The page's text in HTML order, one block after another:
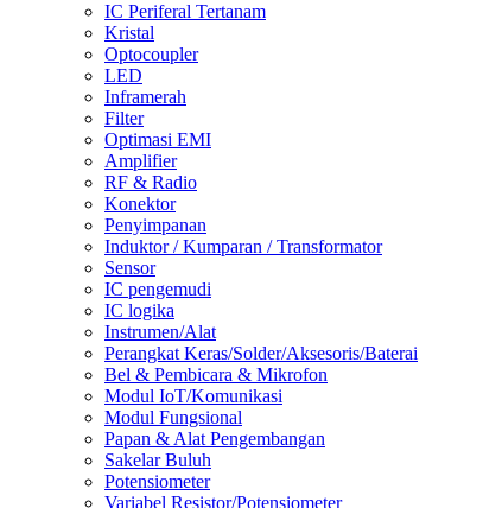
IC Periferal Tertanam
Kristal
Optocoupler
LED
Inframerah
Filter
Optimasi EMI
Amplifier
RF & Radio
Konektor
Penyimpanan
Induktor / Kumparan / Transformator
Sensor
IC pengemudi
IC logika
Instrumen/Alat
Perangkat Keras/Solder/Aksesoris/Baterai
Bel & Pembicara & Mikrofon
Modul IoT/Komunikasi
Modul Fungsional
Papan & Alat Pengembangan
Sakelar Buluh
Potensiometer
Variabel Resistor/Potensiometer